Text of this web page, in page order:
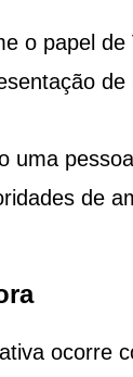
o papel
uma
de
ocorre